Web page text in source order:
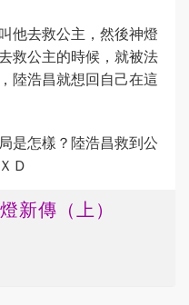
他去救公主，然後神燈
救公主的時候，就被法
陸浩昌就想回自己在這
是怎樣？陸浩昌救到公
Ｄ
新傳（上）